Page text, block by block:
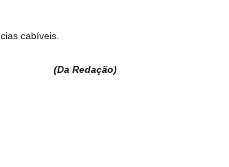
cabíveis.
(Da Redação)